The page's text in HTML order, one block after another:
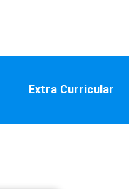
Extra Curricular